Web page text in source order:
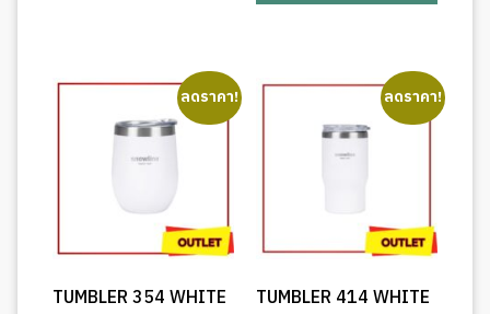
ลดราคา!
TUMBLER 354 WHITE
ลดราคา!
TUMBLER 414 WHITE